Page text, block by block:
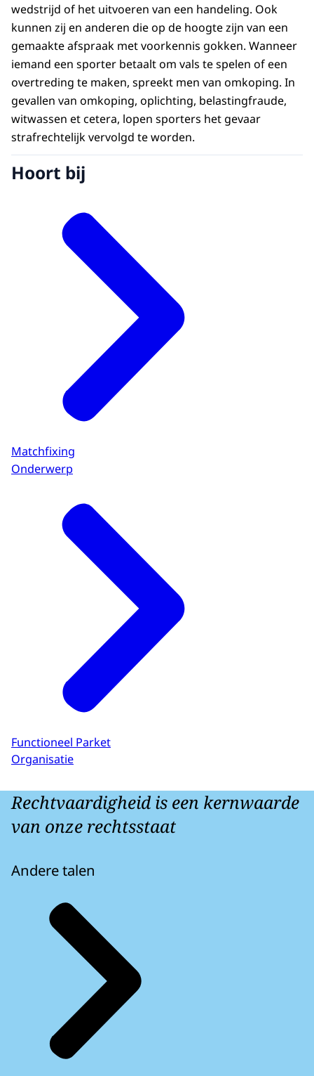
wedstrijd of het uitvoeren van een handeling. Ook
kunnen zij en anderen die op de hoogte zijn van een
gemaakte afspraak met voorkennis gokken. Wanneer
iemand een sporter betaalt om vals te spelen of een
overtreding te maken, spreekt men van omkoping. In
gevallen van omkoping, oplichting, belastingfraude,
witwassen et cetera, lopen sporters het gevaar
strafrechtelijk vervolgd te worden.
Hoort bij
Matchfixing
Onderwerp
Functioneel Parket
Organisatie
Rechtvaardigheid is een kernwaarde
van onze rechtsstaat
Andere talen